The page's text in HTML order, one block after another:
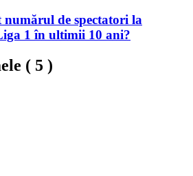
numărul de spectatori la
1 în ultimii 10 ani?
( 5 )